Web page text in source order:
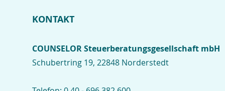
KONTAKT
COUNSELOR Steuerberatungsgesellschaft mbH
Schubertring 19, 22848 Norderstedt